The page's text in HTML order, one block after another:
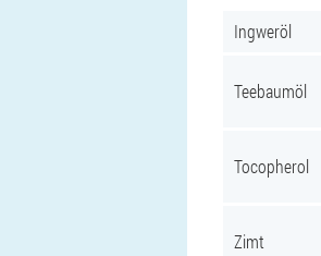
Ingweröl
Teebaumöl
Tocopherol
Zimt